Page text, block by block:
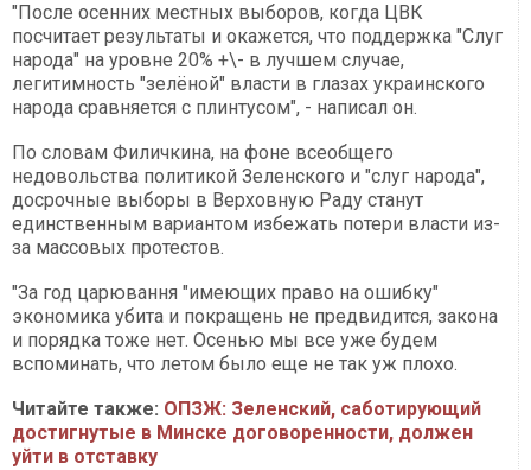
"После осенних местных выборов, когда ЦВК
посчитает результаты и окажется, что поддержка "Слуг
народа" на уровне 20% +\- в лучшем случае,
легитимность "зелёной" власти в глазах украинского
народа сравняется с плинтусом", - написал он.
По словам Филичкина, на фоне всеобщего
недовольства политикой Зеленского и "слуг народа",
досрочные выборы в Верховную Раду станут
единственным вариантом избежать потери власти из-
за массовых протестов.
"За год царювання "имеющих право на ошибку"
экономика убита и покращень не предвидится, закона
и порядка тоже нет. Осенью мы все уже будем
вспоминать, что летом было еще не так уж плохо.
Читайте также: ОПЗЖ: Зеленский, саботирующий
достигнутые в Минске договоренности, должен
уйти в отставку